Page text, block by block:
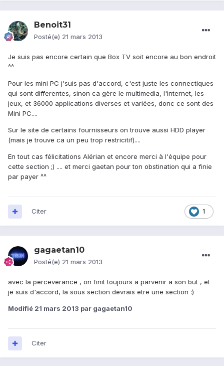
Benoit31
Posté(e) 21 mars 2013
Je suis pas encore certain que Box TV soit encore au bon endroit
^^
Pour les mini PC j'suis pas d'accord, c'est juste les connectiques
qui sont differentes, sinon ca gère le multimedia, l'internet, les
jeux, et 36000 applications diverses et variées, donc ce sont des
Mini PC....
Sur le site de certains fournisseurs on trouve aussi HDD player
(mais je trouve ca un peu trop restricitif)....
En tout cas félicitations Alérian et encore merci à l'équipe pour
cette section ;) .... et merci gaetan pour ton obstination qui a finie
par payer ^^
1
Citer
gagaetan10
Posté(e) 21 mars 2013
avec la perceverance , on finit toujours a parvenir a son but , et
je suis d'accord, la sous section devrais etre une section :)
Modifié 21 mars 2013 par gagaetan10
Citer